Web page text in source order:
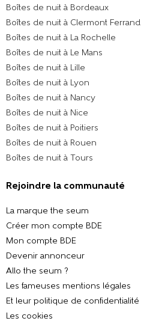
Boîtes de nuit à Bordeaux
Boîtes de nuit à Clermont Ferrand
Boîtes de nuit à La Rochelle
Boîtes de nuit à Le Mans
Boîtes de nuit à Lille
Boîtes de nuit à Lyon
Boîtes de nuit à Nancy
Boîtes de nuit à Nice
Boîtes de nuit à Poitiers
Boîtes de nuit à Rouen
Boîtes de nuit à Tours
Rejoindre la communauté
La marque the seum
Créer mon compte BDE
Mon compte BDE
Devenir annonceur
Allo the seum ?
Les fameuses mentions légales
Et leur politique de confidentialité
Les cookies